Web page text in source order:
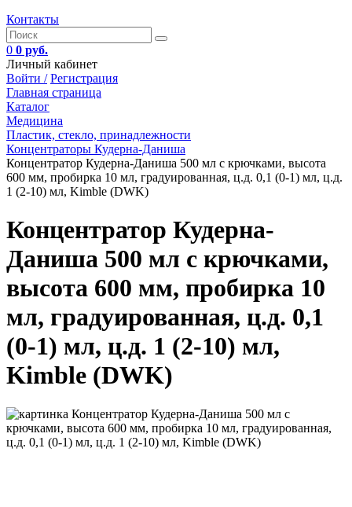
Контакты
0 0 руб.
Личный кабинет
Войти / Регистрация
Главная страница
Каталог
Медицина
Пластик, стекло, принадлежности
Концентраторы Кудерна-Даниша
Концентратор Кудерна-Даниша 500 мл с крючками, высота
600 мм, пробирка 10 мл, градуированная, ц.д. 0,1 (0-1) мл, ц.д.
1 (2-10) мл, Kimble (DWK)
Концентратор Кудерна-
Даниша 500 мл с крючками,
высота 600 мм, пробирка 10
мл, градуированная, ц.д. 0,1
(0-1) мл, ц.д. 1 (2-10) мл,
Kimble (DWK)